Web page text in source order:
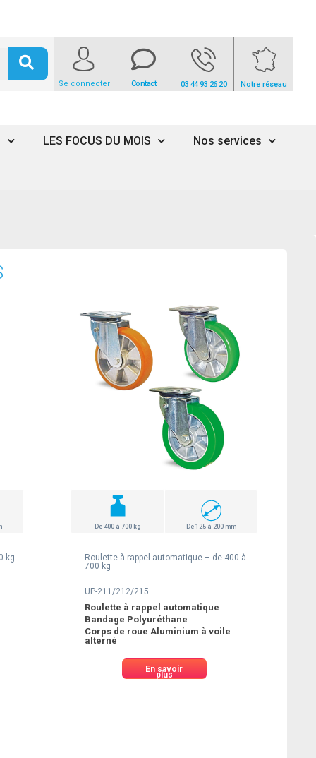
Se connecter Contact 03 44 93 26 20 Notre réseau
LES FOCUS DU MOIS Nos services
kg
De 400 à 700 kg De 125 à 200 mm
Roulette à rappel automatique – de 400 à
700 kg
UP-211/212/215
Roulette à rappel automatique
Bandage Polyuréthane
Corps de roue Aluminium à voile
alterné
En savoir
plus